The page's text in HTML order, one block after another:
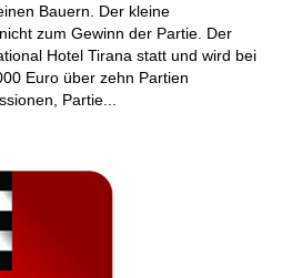
Bauern. Der kleine
zum Gewinn der Partie. Der
Hotel Tirana statt und wird bei
Euro über zehn Partien
Partie...